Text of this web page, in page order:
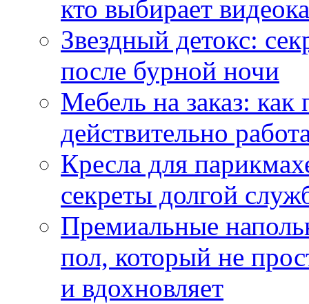
кто выбирает
Звездный детокс:
после бурной ночи
Мебель на заказ:
действительно
Кресла для
секреты долгой
Премиальные
пол, который не
и вдохновляет